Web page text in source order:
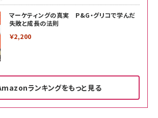
マーケティングの真実 P&G・グリコで学んだ
失敗と成長の法則
￥2,200
ランキングをもっと見る